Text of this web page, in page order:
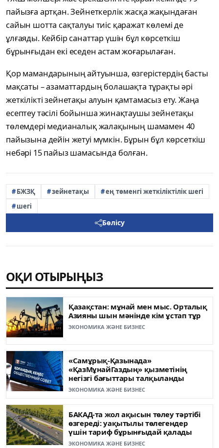
пайызға артқан. Зейнеткерлік жасқа жақындаған
сайын шотта сақталуы тиіс қаражат көлемі де
ұлғаяды. Кейбір санаттар үшін бұл көрсеткіш
бұрынғыдан екі еседен астам жоғарылаған.
Қор мамандарының айтуынша, өзгерістердің басты
мақсаты – азаматтардың болашақта тұрақты әрі
жеткілікті зейнетақы алуын қамтамасыз ету. Жаңа
есептеу тәсілі бойынша жинақтаушы зейнетақы
төлемдері медианалық жалақының шамамен 40
пайызына дейін жетуі мүмкін. Бұрын бұл көрсеткіш
небәрі 15 пайыз шамасында болған.
БЖЗҚ зейнетақы
ең төменгі жеткіліктілік шегі
шегі
Бөлісу
ОҚИ ОТЫРЫҢЫЗ
Қазақстан: мұнай мен мыс. Орталық
Азияны шын мәнінде кім ұстап тұр
ЭКОНОМИКА ЖӘНЕ БИЗНЕС
«Самұрық-Қазынада»
«ҚазМұнайГаздың» қызметінің
негізгі бағыттары талқыланды
ЭКОНОМИКА ЖӘНЕ БИЗНЕС
БАКАД-та жол ақысын төлеу тәртібі
өзгереді: уақытылы төлегендер
үшін тариф бұрынғыдай қалады
ЭКОНОМИКА ЖӘНЕ БИЗНЕС